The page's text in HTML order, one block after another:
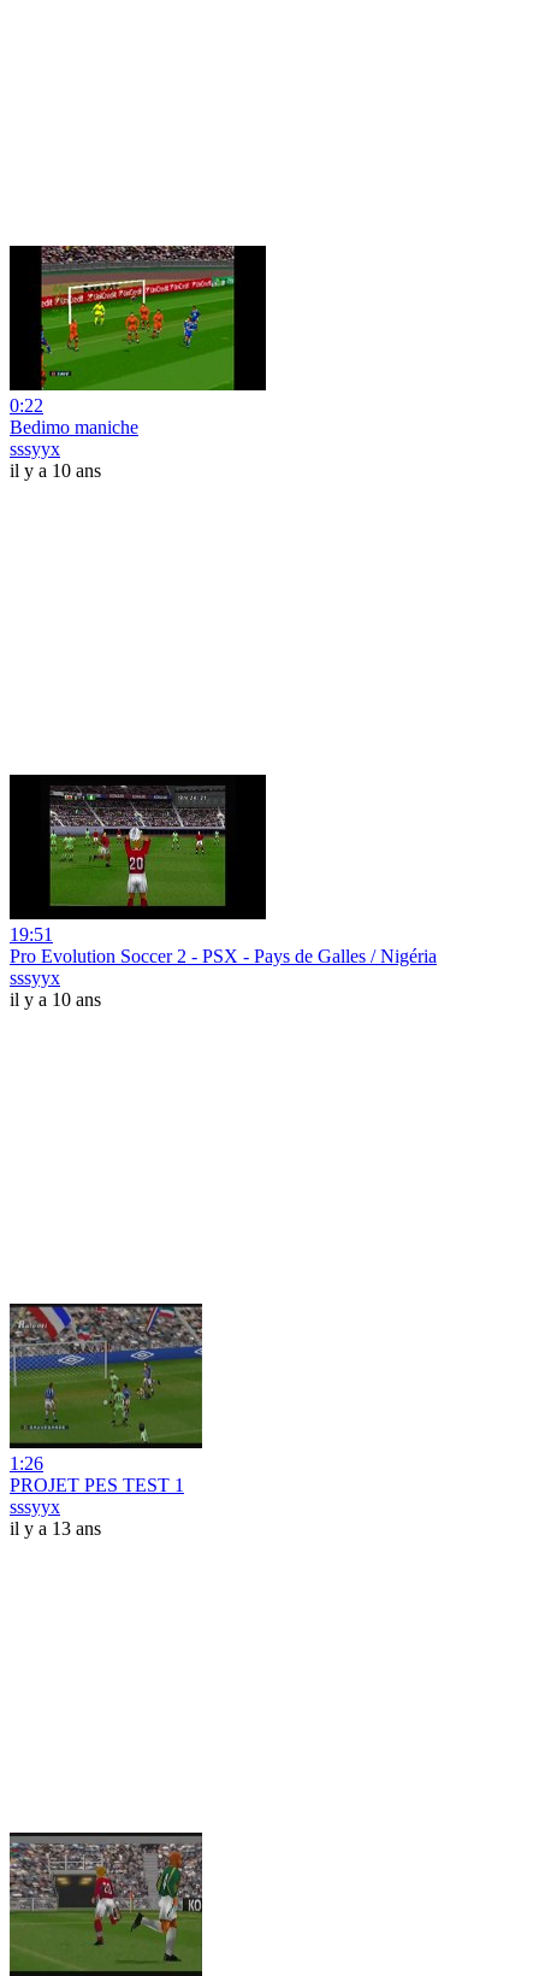
0:22
Bedimo maniche
sssyyx
il y a 10 ans
19:51
Pro Evolution Soccer 2 - PSX - Pays de Galles / Nigéria
sssyyx
il y a 10 ans
1:26
PROJET PES TEST 1
sssyyx
il y a 13 ans